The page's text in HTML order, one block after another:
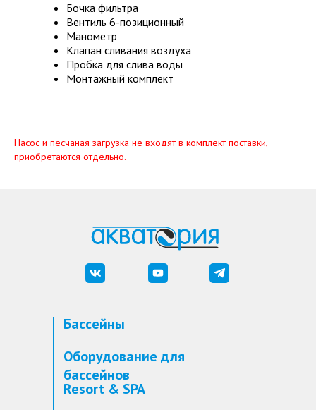
Бочка фильтра
Вентиль 6-позиционный
Манометр
Клапан сливания воздуха
Пробка для слива воды
Монтажный комплект
Насос и ​песчаная загрузка не входят в комплект поставки, ​
приобретаются отдельно.
Бассейны
Оборудование для
бассейнов
Resort & SPA